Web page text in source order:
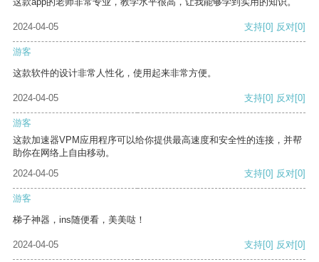
2024-04-05 支持[0] 反对[0]
游客
这款软件的设计非常人性化，使用起来非常方便。
2024-04-05 支持[0] 反对[0]
游客
这款加速器VPM应用程序可以给你提供最高速度和安全性的连接，并帮
助你在网络上自由移动。
2024-04-05
支持[0] 反对[0]
游客
梯子神器，ins随便看，美美哒！
2024-04-05 支持[0] 反对[0]